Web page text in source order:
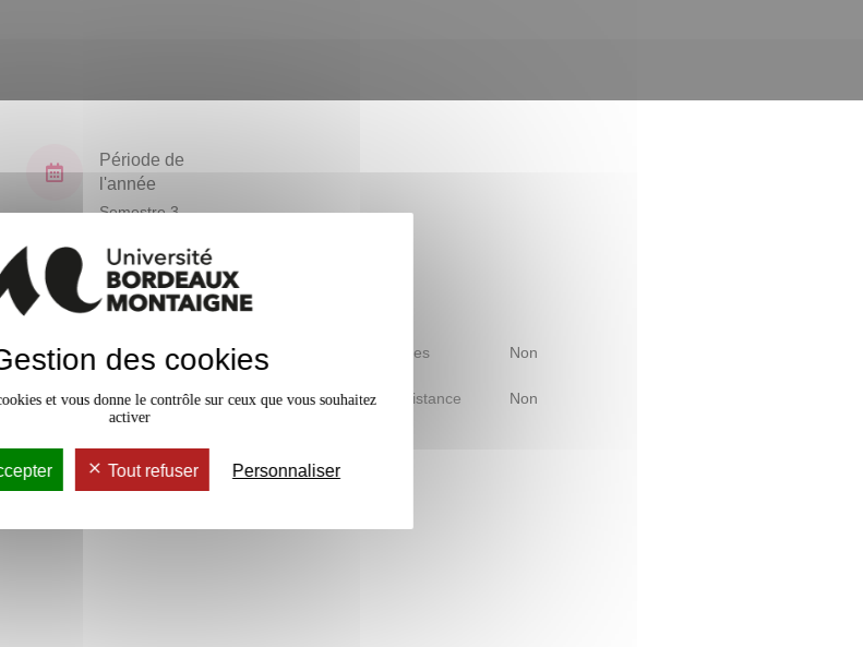
Période de
l'année
Semestre 3
Mobilité d'études Non
Accessible à distance Non
des cookies
et vous donne le contrôle sur ceux que vous souhaitez
activer
Tout refuser Personnaliser